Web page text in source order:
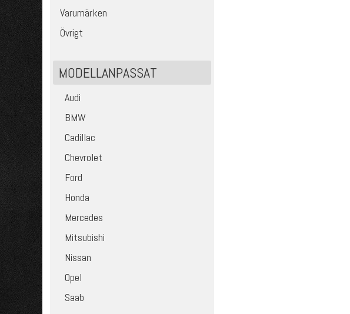
Varumärken
Övrigt
MODELLANPASSAT
Audi
BMW
Cadillac
Chevrolet
Ford
Honda
Mercedes
Mitsubishi
Nissan
Opel
Saab